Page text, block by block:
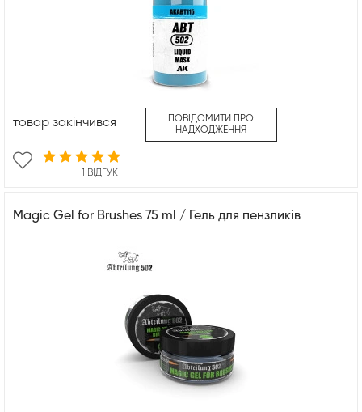
1 ВІДГУК
товар закінчився
ПОВІДОМИТИ ПРО
НАДХОДЖЕННЯ
Magic Gel for Brushes 75 ml / Гель для пензликів